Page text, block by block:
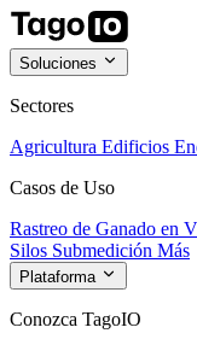
Soluciones
Sectores
Agricultura Edificios
Casos de Uso
Rastreo de Ganado en
Silos Submedición Más
Plataforma
Conozca TagoIO